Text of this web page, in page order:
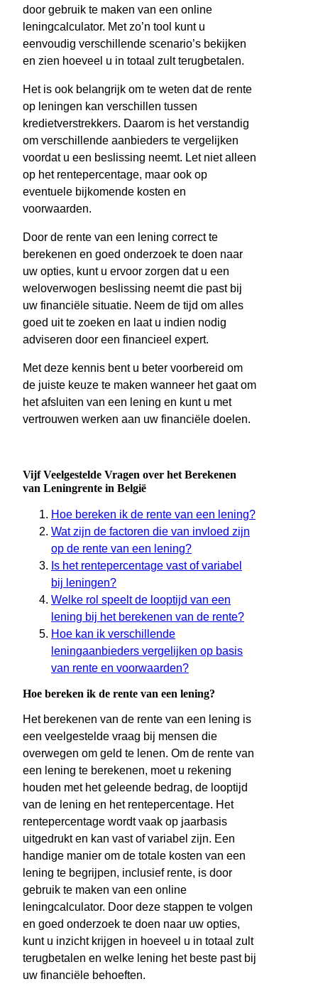
door gebruik te maken van een online
leningcalculator. Met zo’n tool kunt u
eenvoudig verschillende scenario’s bekijken
en zien hoeveel u in totaal zult terugbetalen.
Het is ook belangrijk om te weten dat de rente
op leningen kan verschillen tussen
kredietverstrekkers. Daarom is het verstandig
om verschillende aanbieders te vergelijken
voordat u een beslissing neemt. Let niet alleen
op het rentepercentage, maar ook op
eventuele bijkomende kosten en
voorwaarden.
Door de rente van een lening correct te
berekenen en goed onderzoek te doen naar
uw opties, kunt u ervoor zorgen dat u een
weloverwogen beslissing neemt die past bij
uw financiële situatie. Neem de tijd om alles
goed uit te zoeken en laat u indien nodig
adviseren door een financieel expert.
Met deze kennis bent u beter voorbereid om
de juiste keuze te maken wanneer het gaat om
het afsluiten van een lening en kunt u met
vertrouwen werken aan uw financiële doelen.
Vijf Veelgestelde Vragen over het Berekenen
van Leningrente in België
Hoe bereken ik de rente van een lening?
Wat zijn de factoren die van invloed zijn
op de rente van een lening?
Is het rentepercentage vast of variabel
bij leningen?
Welke rol speelt de looptijd van een
lening bij het berekenen van de rente?
Hoe kan ik verschillende
leningaanbieders vergelijken op basis
van rente en voorwaarden?
Hoe bereken ik de rente van een lening?
Het berekenen van de rente van een lening is
een veelgestelde vraag bij mensen die
overwegen om geld te lenen. Om de rente van
een lening te berekenen, moet u rekening
houden met het geleende bedrag, de looptijd
van de lening en het rentepercentage. Het
rentepercentage wordt vaak op jaarbasis
uitgedrukt en kan vast of variabel zijn. Een
handige manier om de totale kosten van een
lening te begrijpen, inclusief rente, is door
gebruik te maken van een online
leningcalculator. Door deze stappen te volgen
en goed onderzoek te doen naar uw opties,
kunt u inzicht krijgen in hoeveel u in totaal zult
terugbetalen en welke lening het beste past bij
uw financiële behoeften.